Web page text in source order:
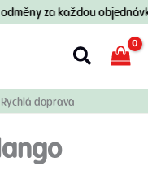
za každou
doprava